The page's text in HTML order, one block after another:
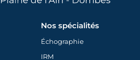
Nos spécialités
Échographie
IRM